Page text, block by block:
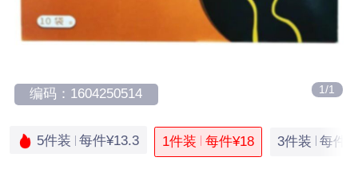
1/1
编码：1604250514
5件装 每件¥13.3 1件装 每件¥18 3件装 每件